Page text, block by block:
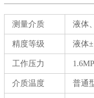
测量介质 液体
精度等级 液体
工作压力
介质温度 普通